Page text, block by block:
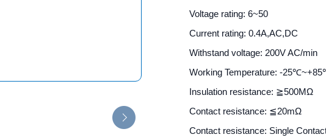
Voltage rating: 6~50
Current rating: 0.4A,AC,DC
Withstand voltage: 200V AC/min
Working Temperature: -
Insulation resistance: ≧500MΩ
Contact resistance: ≦20mΩ
Contact resistance: Single